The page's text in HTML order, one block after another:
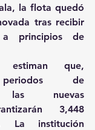
la flota quedó
tras recibir
a principios de
estiman que,
periodos de
las nuevas
3,448
La institución